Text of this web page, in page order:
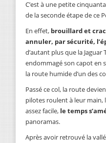
C’est à une petite
de la seconde étape de ce
En effet, brouillard et
annuler, par sécurité,
d’autant plus que la Jaguar
endommagé son capot en
la route humide d’un des
Passé ce col, la route
pilotes roulent à leur main,
assez facile, le temps
panoramas.
Après avoir retrouvé la